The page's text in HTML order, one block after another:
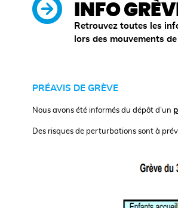
INFO
Retrouvez toutes les
lors des mouvements
PRÉAVIS DE GRÈVE
Nous avons été informés du dépôt d’un
Des risques de perturbations sont à